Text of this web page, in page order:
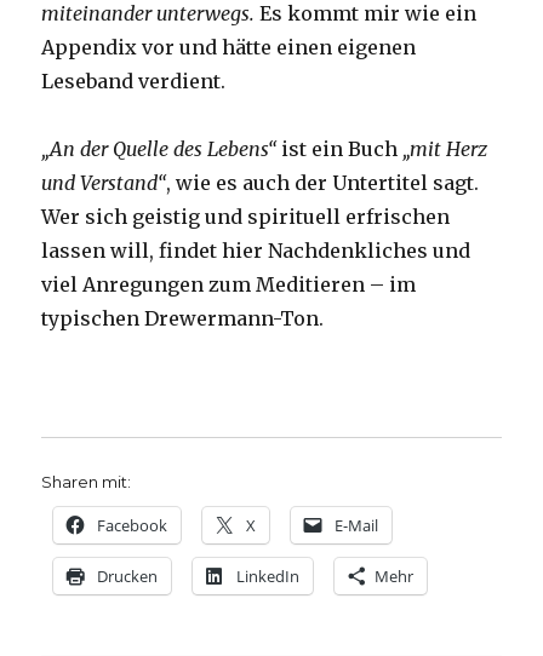
miteinander unterwegs.Es kommt mir wie ein
Appendix vor und hätte einen eigenen
Leseband verdient.
„An der Quelle des Lebens“ist ein Buch „mit Herz
und Verstand“, wie es auch der Untertitel sagt.
Wer sich geistig und spirituell erfrischen
lassen will, findet hier Nachdenkliches und
viel Anregungen zum Meditieren – im
typischen Drewermann-Ton.
Sharen mit:
Facebook X E-Mail
Drucken LinkedIn Mehr